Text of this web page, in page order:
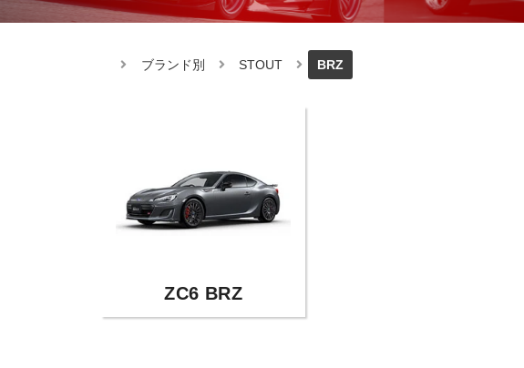
ブランド別 STOUT BRZ
ZC6 BRZ